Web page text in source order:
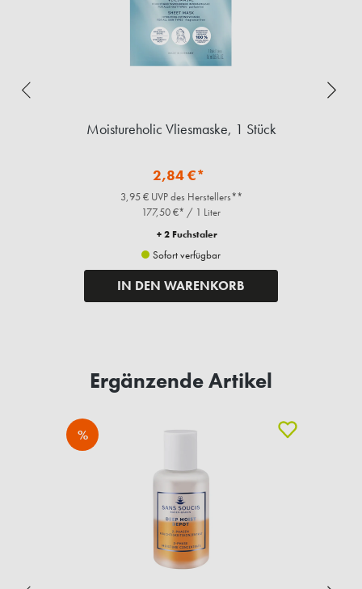
Moistureholic Vliesmaske, 1 Stück
2,84 €*
3,95 € UVP des Herstellers**
177,50 €* / 1 Liter
+ 2 Fuchstaler
Sofort verfügbar
IN DEN WARENKORB
Ergänzende Artikel
%